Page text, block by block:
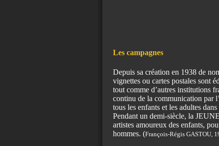
Les campagnes
Depuis sa création en 1938 de
vignettes ou cartes postales sont
tout comme d’autres institutions
continu de la communication par
tous les enfants et les adultes
Pendant un demi-siècle, la
artistes amoureux des enfants,
hommes. (François-Régis GASTOU,